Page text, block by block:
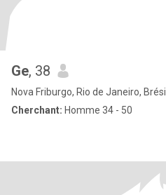
Ge, 38
Nova Friburgo, Rio de Janeiro, Brésil
Cherchant: Homme 34 - 50